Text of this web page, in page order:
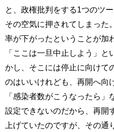
と、政権批判をする1つのツ
その空気に押されてしまった
率が下がったということが加
「ここは一旦中止しよう」
かし、そこには停止に向けて
のはいいけれども、再開へ向
「感染者数がこうなったら
設定できないのだから、再開
上げていたのですが、その通